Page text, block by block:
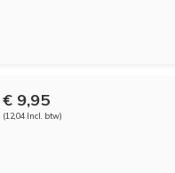
€ 9,95
(12,04 Incl. btw)